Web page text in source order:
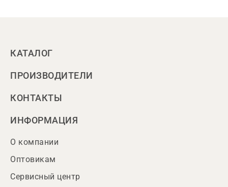
КАТАЛОГ
ПРОИЗВОДИТЕЛИ
КОНТАКТЫ
ИНФОРМАЦИЯ
О компании
Оптовикам
Сервисный центр